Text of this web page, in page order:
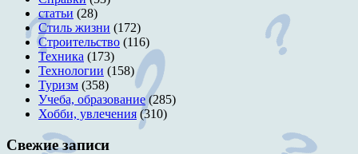
статьи (28)
Стиль жизни (172)
Строительство (116)
Техника (173)
Технологии (158)
Туризм (358)
Учеба, образование(285)
Хобби, увлечения (310)
Свежие записи